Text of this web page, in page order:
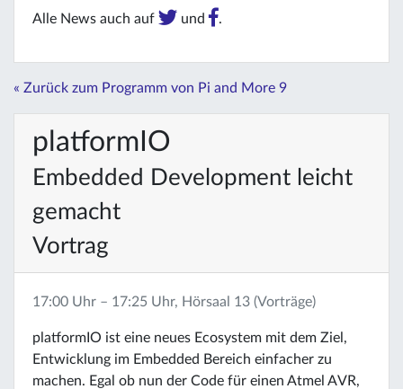
Alle News auch auf und .
« Zurück zum Programm von Pi and More 9
platformIO
Embedded Development leicht
gemacht
Vortrag
17:00 Uhr – 17:25 Uhr, Hörsaal 13 (Vorträge)
platformIO ist eine neues Ecosystem mit dem Ziel,
Entwicklung im Embedded Bereich einfacher zu
machen. Egal ob nun der Code für einen Atmel AVR,